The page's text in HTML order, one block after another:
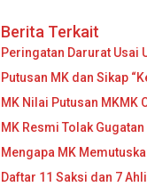
Berita Terkait
Peringatan Darurat Usai
Putusan MK dan Sikap
MK Nilai Putusan MKMK
MK Resmi Tolak
Mengapa MK
Daftar 11 Saksi dan 7